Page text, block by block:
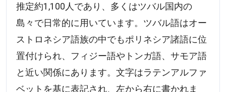
推定約1,100人であり、多くはツバル国内の
島々で日常的に用いています。ツバル語はオー
ストロネシア語族の中でもポリネシア諸語に位
置付けられ、フィジー語やトンガ語、サモア語
と近い関係にあります。文字はラテンアルファ
ベットを基に表記され、左から右に書かれま